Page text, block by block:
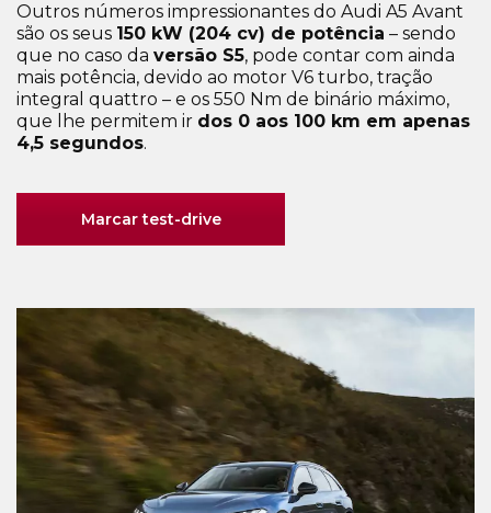
Outros números impressionantes do Audi A5 Avant
são os seus 150 kW (204 cv) de potência – sendo
que no caso da versão S5, pode contar com ainda
mais potência, devido ao motor V6 turbo, tração
integral quattro – e os 550 Nm de binário máximo,
que lhe permitem ir dos 0 aos 100 km em apenas
4,5 segundos.
Marcar test-drive